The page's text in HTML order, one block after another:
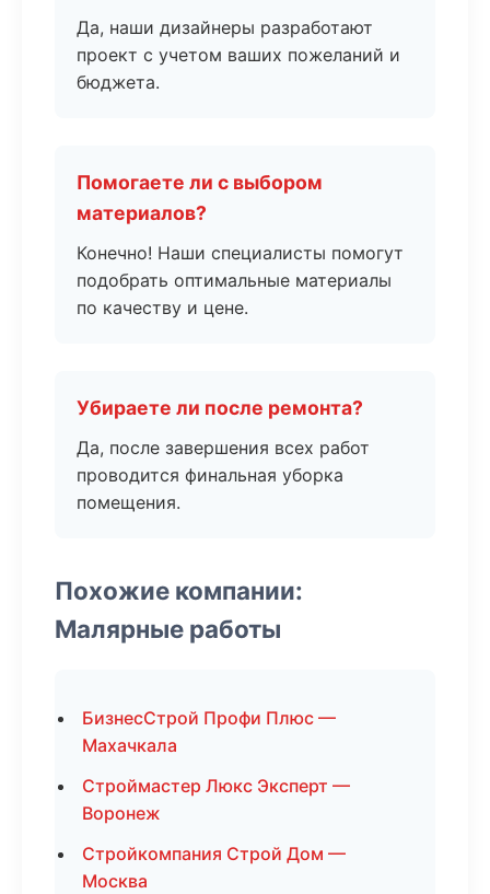
Да, наши дизайнеры разработают
проект с учетом ваших пожеланий и
бюджета.
Помогаете ли с выбором
материалов?
Конечно! Наши специалисты помогут
подобрать оптимальные материалы
по качеству и цене.
Убираете ли после ремонта?
Да, после завершения всех работ
проводится финальная уборка
помещения.
Похожие компании:
Малярные работы
БизнесСтрой Профи Плюс —
Махачкала
Строймастер Люкс Эксперт —
Воронеж
Стройкомпания Строй Дом —
Москва